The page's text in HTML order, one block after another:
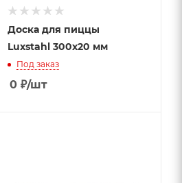
Доска для пиццы
Luxstahl 300х20 мм
Под заказ
0₽/шт